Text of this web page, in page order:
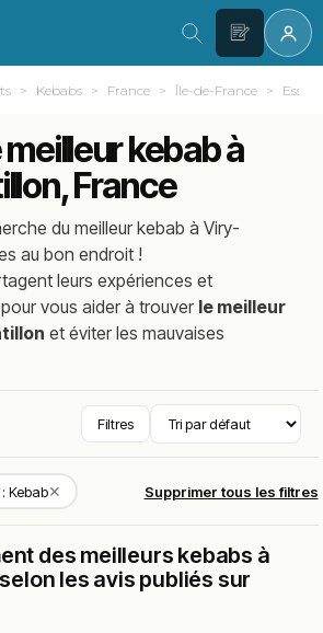
Kebabs France Île-de-France
kebab à
France
du meilleurkebab àViry-
au bon endroit !
leurs expériences et
vous aider à trouver le meilleur
et éviter les mauvaises
Filtres
Kebab✕ Supprimer tous les filtres
des meilleurs kebabs à
les avis publiés sur